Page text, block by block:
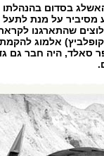
מפעל האשלג בסדום
מסיביר על מנת
שהתארגנו
(קופלביץ) אלמוג
סאלד, היה חבר גם